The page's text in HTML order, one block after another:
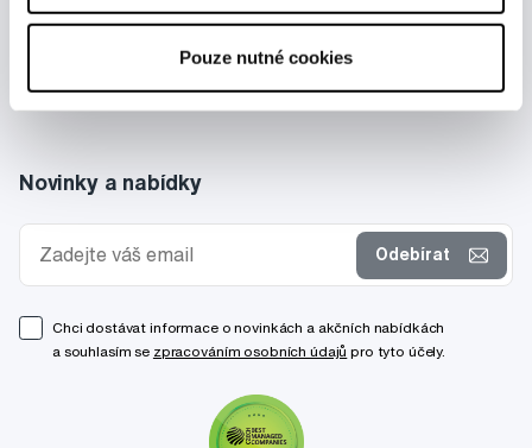
Pouze nutné cookies
Novinky a nabídky
Odebírat
Chci dostávat informace o novinkách a akčních nabídkách
a souhlasím se zpracováním osobních údajů pro tyto účely.